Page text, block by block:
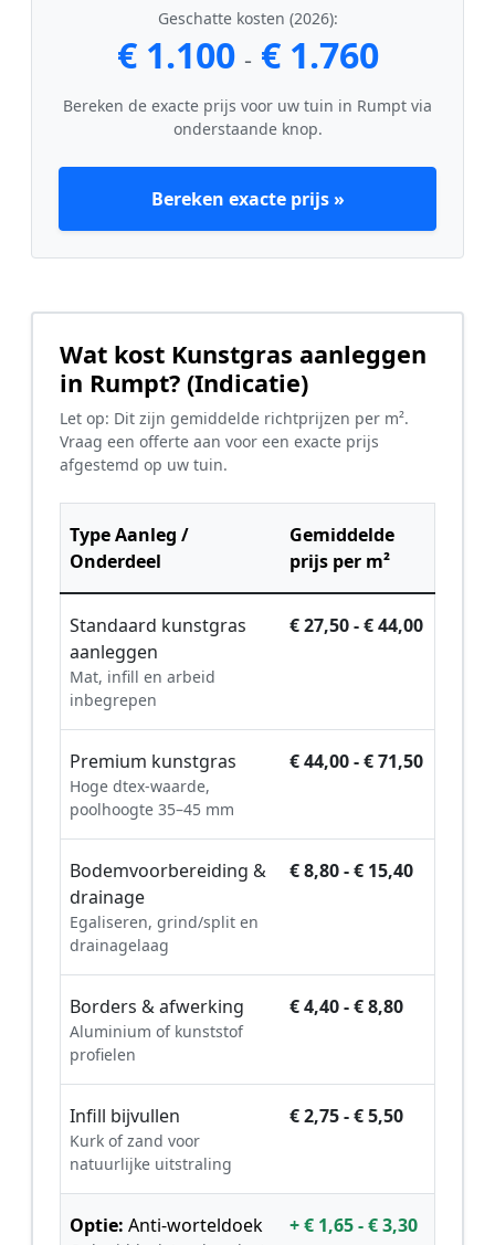
Geschatte kosten (2026):
€ 1.100 - € 1.760
Bereken de exacte prijs voor uw tuin in Rumpt via
onderstaande knop.
Bereken exacte prijs »
Wat kost Kunstgras aanleggen
in Rumpt? (Indicatie)
Let op: Dit zijn gemiddelde richtprijzen per m².
Vraag een offerte aan voor een exacte prijs
afgestemd op uw tuin.
Type Aanleg /
Onderdeel
Gemiddelde
prijs per m²
Standaard kunstgras
aanleggen
Mat, infill en arbeid
inbegrepen
€ 27,50 - € 44,00
Premium kunstgras
Hoge dtex-waarde,
poolhoogte 35–45 mm
€ 44,00 - € 71,50
Bodemvoorbereiding &
drainage
Egaliseren, grind/split en
drainagelaag
€ 8,80 - € 15,40
Borders & afwerking
Aluminium of kunststof
profielen
€ 4,40 - € 8,80
Infill bijvullen
Kurk of zand voor
natuurlijke uitstraling
€ 2,75 - € 5,50
Optie: Anti-worteldoek + € 1,65 - € 3,30